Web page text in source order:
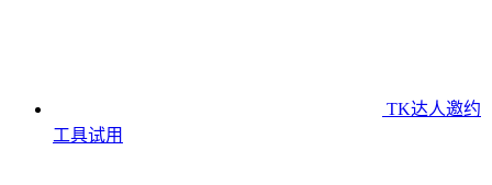
TK达人邀约
工具试用